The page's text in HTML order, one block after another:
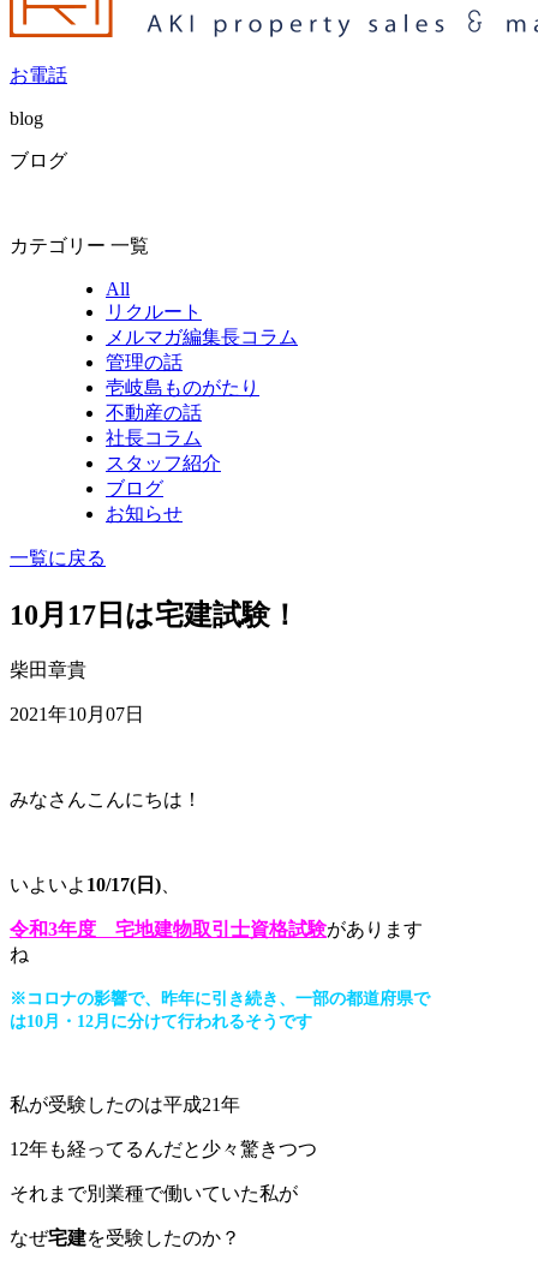
お電話
blog
ブログ
カテゴリー 一覧
All
リクルート
メルマガ編集長コラム
管理の話
壱岐島ものがたり
不動産の話
社長コラム
スタッフ紹介
ブログ
お知らせ
一覧に戻る
10月17日は宅建試験！
柴田章貴
2021年10月07日
みなさんこんにちは！
いよいよ 10/17(日)
令和3年度 宅地建物取引士資格試験があります
ね
※コロナの影響で、昨年に引き続き、一部の都道府県で
は10月・12月に分けて行われるそうです
私が受験したのは平成21年
12年も経ってるんだと少々驚きつつ
それまで別業種で働いていた私が
なぜ宅建を受験したのか？